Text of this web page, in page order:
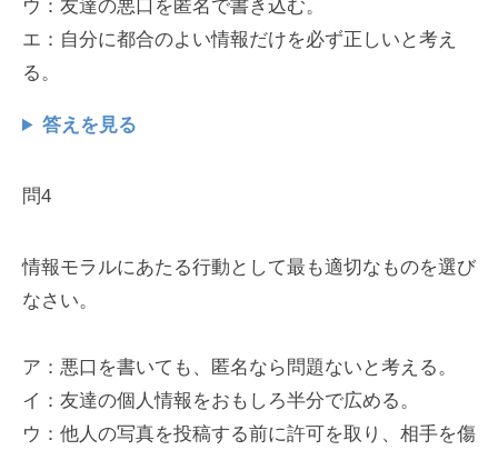
ウ：友達の悪口を匿名で書き込む。
エ：自分に都合のよい情報だけを必ず正しいと考え
る。
答えを見る
問4
情報モラルにあたる行動として最も適切なものを選び
なさい。
ア：悪口を書いても、匿名なら問題ないと考える。
イ：友達の個人情報をおもしろ半分で広める。
ウ：他人の写真を投稿する前に許可を取り、相手を傷